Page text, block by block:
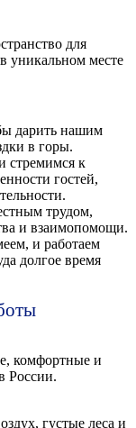
для
уникальном месте
дарить нашим
в горы.
стремимся к
гостей,
трудом,
и взаимопомощи.
и работаем
долгое время
комфортные и
России.
густые леса и